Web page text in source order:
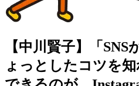
【中川賢子】「
ょっとしたコツを